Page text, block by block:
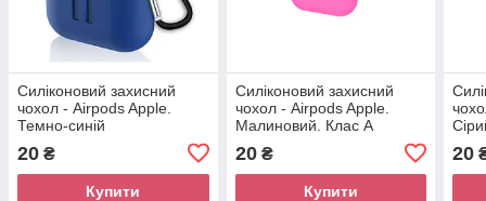
Силіконовий захисний
чохол - Airpods Apple.
Темно-синій
20 ₴
Купити
Силіконовий захисний
чохол - Airpods Apple.
Малиновий. Клас А
20₴
Купити
20